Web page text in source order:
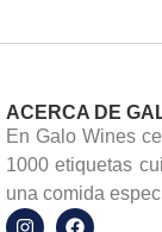
ACERCA DE
En Galo Wines
1000 etiquetas
una comida